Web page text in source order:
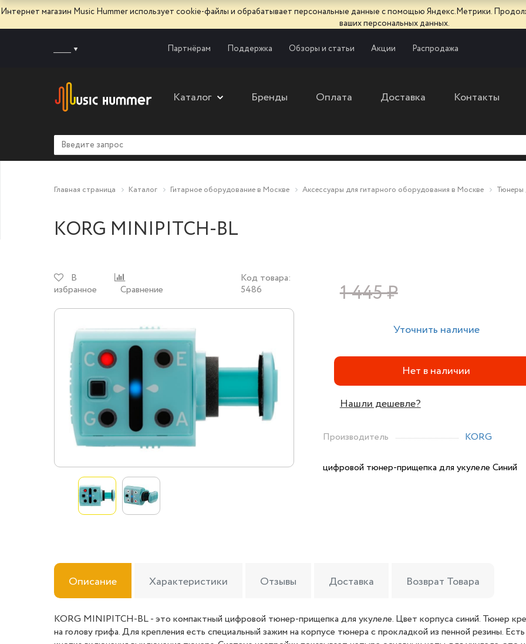
Интернет магазин Music Hummer использует сооkie-файлы и обрабатывает персональные данные с помощью Яндекс.Метрики.
ваших персональных данных.
Партнёрам Поддержка Обзоры и статьи Акции Распродажа
Каталог Бренды Оплата Доставка Контакты
Главная страница Каталог Гитарное оборудование в Москве Аксессуары для гитарного оборудования в Москве Тюнеры
KORG MINIPITCH-BL
В
избранное
Сравнение
Код товара:
5486 1 445 ₽
Уточнить наличие
Нет в наличии
Нашли дешевле?
Производитель KORG
цифровой тюнер-прищепка для укулеле Синий
Описание Характеристики Отзывы Доставка Возврат Товара
KORG MINIPITCH-BL - это компактный цифровой тюнер-прищепка для укулеле. Цвет корпуса синий. Тюнер
на голову грифа. Для крепления есть специальный зажим на корпусе тюнера с прокладкой из пенной резины. Есть